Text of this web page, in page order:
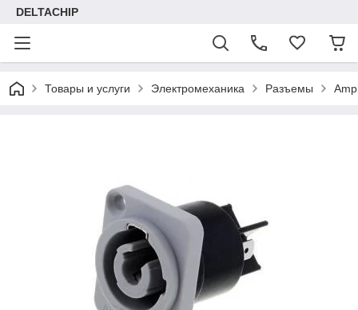
DELTACHIP
Товары и услуги Электромеханика Разъемы